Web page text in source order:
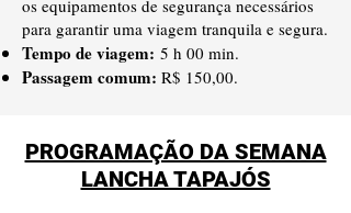
os equipamentos de segurança necessários
para garantir uma viagem tranquila e segura.
Tempo de viagem: 5 h 00 min.
Passagem comum: R$ 150,00.
PROGRAMAÇÃO DA SEMANA
LANCHA TAPAJÓS